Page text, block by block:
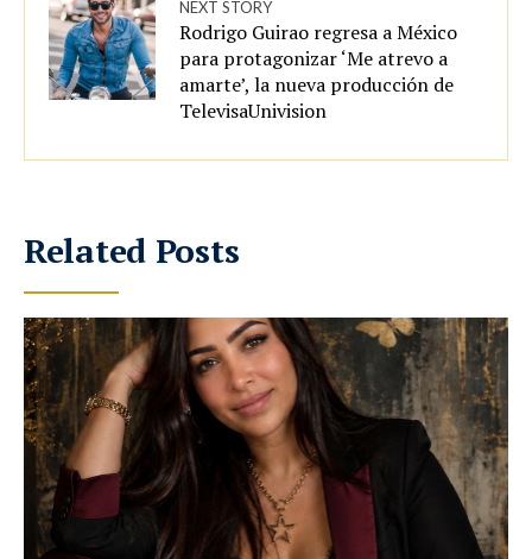
NEXT STORY
Rodrigo Guirao regresa a México
para protagonizar ‘Me atrevo a
amarte’, la nueva producción de
TelevisaUnivision
Related Posts